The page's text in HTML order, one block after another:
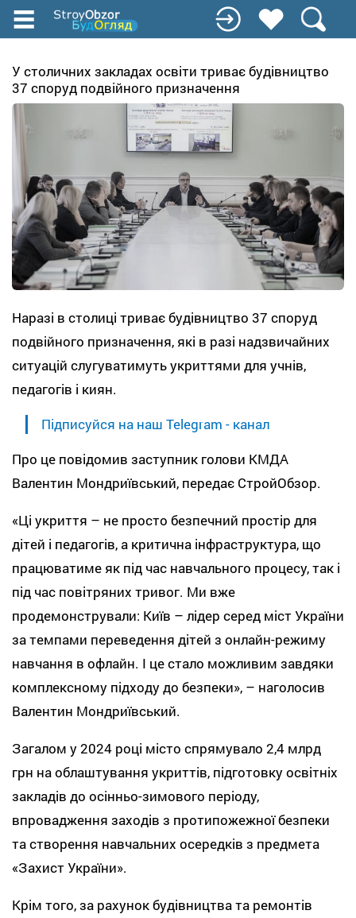
Перейти
до
вмісту
У столичних закладах освіти триває будівництво
37 споруд подвійного призначення
Наразі в столиці триває будівництво 37 споруд
подвійного призначення, які в разі надзвичайних
ситуацій слугуватимуть укриттями для учнів,
педагогів і киян.
Підписуйся на наш Telegram - канал
Про це повідомив заступник голови КМДА
Валентин Мондриївський, передає СтройОбзор.
«Ці укриття – не просто безпечний простір для
дітей і педагогів, а критична інфраструктура, що
працюватиме як під час навчального процесу, так і
під час повітряних тривог. Ми вже
продемонстрували: Київ – лідер серед міст України
за темпами переведення дітей з онлайн-режиму
навчання в офлайн. І це стало можливим завдяки
комплексному підходу до безпеки», – наголосив
Валентин Мондриївський.
Загалом у 2024 році місто спрямувало 2,4 млрд
грн на облаштування укриттів, підготовку освітніх
закладів до осінньо-зимового періоду,
впровадження заходів з протипожежної безпеки
та створення навчальних осередків з предмета
«Захист України».
Крім того, за рахунок будівництва та ремонтів